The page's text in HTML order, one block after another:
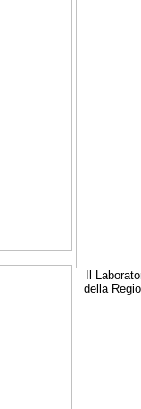
Il
della